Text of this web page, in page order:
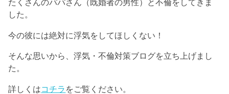
たくさんのパパさん（既婚者の男性）と不倫をしてきま
した。
今の彼には絶対に浮気をしてほしくない！
そんな思いから、浮気・不倫対策ブログを立ち上げまし
た。
詳しくはコチラ をご覧ください。